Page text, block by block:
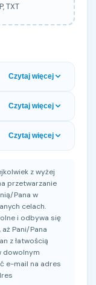
TXT
Czytaj więcej
adresu
Czytaj więcej
rozmowy
treści
Czytaj więcej
wiadomości
treści
i
z wyżej
przetwarzanie
Pana w
celach.
i odbywa się
Pani/Pana
z łatwością
dowolnym
e-mail na adres